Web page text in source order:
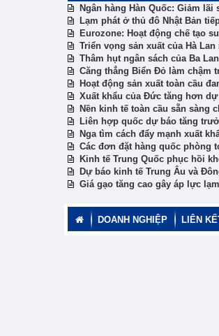
Ngân hàng Hàn Quốc: Giảm
Lạm phát ở thủ đô Nhật Bản
Eurozone: Hoạt động chế tạo
Triển vọng sản xuất của Hà
Thâm hụt ngân sách của Ba
Căng thẳng Biển Đỏ làm chậm
Hoạt động sản xuất toàn cầu
Xuất khẩu của Đức tăng hơn
Nền kinh tế toàn cầu sẵn sàng
Liên hợp quốc dự báo tăng
Nga tìm cách đẩy mạnh xuất
Các đơn đặt hàng quốc phòng
Kinh tế Trung Quốc phục hồi
Dự báo kinh tế Trung Âu và
Giá gạo tăng cao gây áp lực
DOANH NGHIỆP LIÊN